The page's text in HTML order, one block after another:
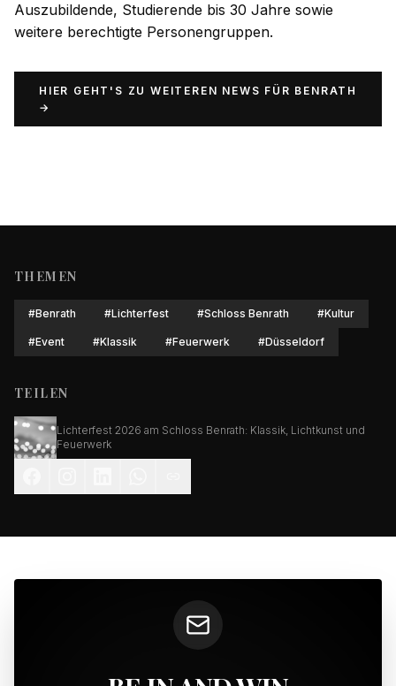
Auszubildende, Studierende bis 30 Jahre sowie
weitere berechtigte Personengruppen.
HIER GEHT'S ZU WEITEREN NEWS FÜR BENRATH
→
THEMEN
#Benrath #Lichterfest #Schloss Benrath #Kultur
#Event #Klassik #Feuerwerk #Düsseldorf
TEILEN
Lichterfest 2026 am Schloss Benrath: Klassik, Lichtkunst und
Feuerwerk